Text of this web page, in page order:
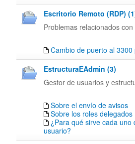
Escritorio Remoto (RDP)
Problemas relacionados
Cambio de puerto al
EstructuraEAdmin (3)
Gestor de usuarios y
Sobre el envío de avisos
Sobre los roles delegados
¿Para qué sirve cada
usuario?